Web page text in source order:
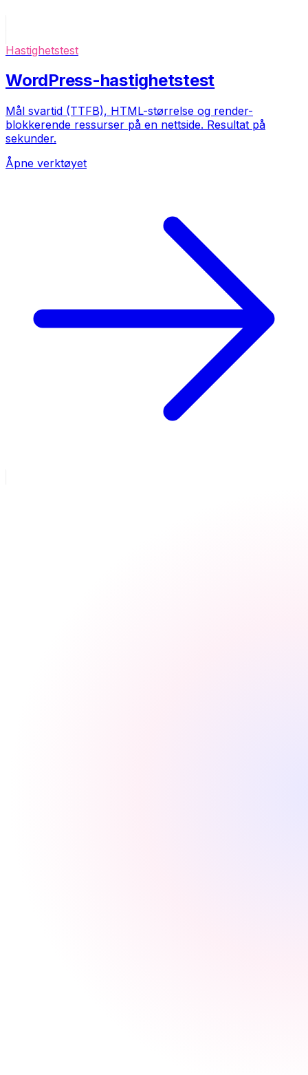
Hastighetstest
WordPress-hastighetstest
Mål svartid (TTFB), HTML-størrelse og render-
blokkerende ressurser på en nettside. Resultat på
sekunder.
Åpne verktøyet